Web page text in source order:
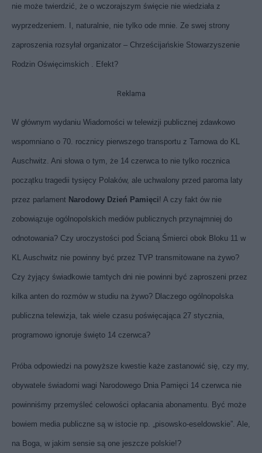
nie może twierdzić, że o wczorajszym święcie nie wiedziała z
wyprzedzeniem. I, naturalnie, nie tylko ode mnie. Ze swej strony
zaproszenia rozsyłał organizator – Chrześcijańskie Stowarzyszenie
Rodzin Oświęcimskich . Efekt?
Reklama
W głównym wydaniu Wiadomości w telewizji publicznej zdawkowo
wspomniano o 70. rocznicy pierwszego transportu z Tarnowa do KL
Auschwitz. Ani słowa o tym, że 14 czerwca to nie tylko rocznica
początku tragedii tysięcy Polaków, ale uchwalony przed paroma laty
przez parlament Narodowy Dzień Pamięci! A czy fakt ów nie
zobowiązuje ogólnopolskich mediów publicznych przynajmniej do
odnotowania? Czy uroczystości pod Ścianą Śmierci obok Bloku 11 w
KL Auschwitz nie powinny być przez TVP transmitowane na żywo?
Czy żyjący świadkowie tamtych dni nie powinni być zaproszeni przez
kilka anten do rozmów w studiu na żywo? Dlaczego ogólnopolska
publiczna telewizja, tak wiele czasu poświęcająca 27 stycznia,
programowo ignoruje święto 14 czerwca?
Próba odpowiedzi na powyższe kwestie każe zastanowić się, czy my,
obywatele świadomi wagi Narodowego Dnia Pamięci 14 czerwca nie
powinniśmy przemyśleć celowości opłacania abonamentu. Być może
bowiem media publiczne są w istocie np. „pisowsko-eseldowskie”. Ale,
na Boga, w jakim sensie są one jeszcze polskie!?